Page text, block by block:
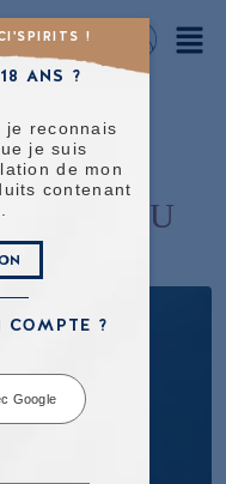
AU
!
ANS ?
je reconnais
je suis
de mon
contenant
COMPTE ?
Google